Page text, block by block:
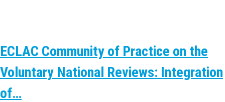
ECLAC Community of Practice on the
Voluntary National Reviews: Integration
of…